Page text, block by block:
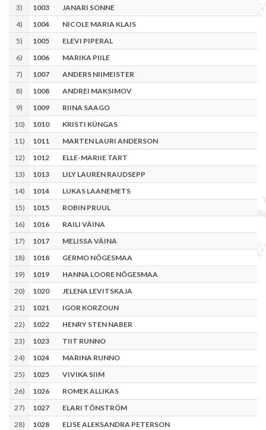
3) 1003
JANARI SONNE
4) 1004
NICOLE MARIA KLAIS
5) 1005
ELEVI PIPERAL
6) 1006
MARIKA PIILE
7) 1007
ANDERS NIIMEISTER
8) 1008
ANDREI MAKSIMOV
9) 1009
RIINA SAAGO
10) 1010
KRISTI KÜNGAS
11) 1011
MARTEN LAURI ANDERSON
12) 1012
ELLE-MARIIE TART
13) 1013
LILY LAUREN RAUDSEPP
14) 1014
LUKAS LAANEMETS
15) 1015
ROBIN PRUUL
16) 1016
RAILI VÄINA
17) 1017
MELISSA VÄINA
18) 1018
GERMO NÕGESMAA
19) 1019
HANNA LOORE NÕGESMAA
20) 1020
JELENA LEVITSKAJA
21) 1021
IGOR KORZOUN
22) 1022
HENRY STEN NABER
23) 1023
TIIT RUNNO
24) 1024
MARINA RUNNO
25) 1025
VIVIKA SIIM
26) 1026
ROMEK ALLIKAS
27) 1027
ELARI TÕNSTRÖM
28) 1028
ELISE ALEKSANDRA PETERSON